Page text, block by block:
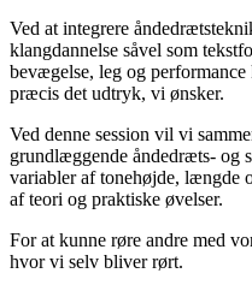
Ved at integrere
klangdannelse såvel som
bevægelse, leg og
præcis det udtryk, vi ønsker.
Ved denne session vil vi
grundlæggende åndedræts- og
variabler af tonehøjde, længde
af teori og praktiske øvelser.
For at kunne røre andre med
hvor vi selv bliver rørt.